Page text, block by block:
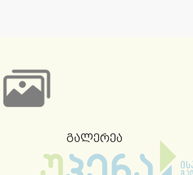
გალერეა